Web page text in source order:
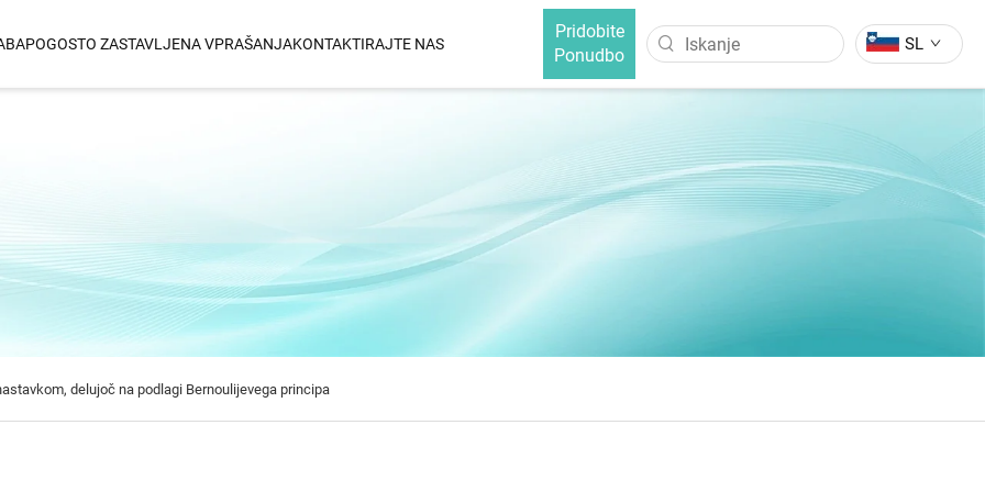
Na
Ravnalnik Za Lase
Četka Za Izravnavo Las Z
Negativnimi Ioni
POGOSTO ZASTAVLJENA VPRAŠANJAKONTAKTIRAJTE NAS
Pridobite
Ponudbo
SL
delujoč na podlagi Bernoulijevega principa